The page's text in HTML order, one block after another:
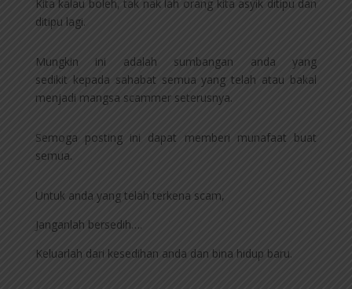
Kita kalau boleh, tak nak lah orang kita asyik ditipu dan
ditipu lagi.
Mungkin ini adalah sumbangan anda yang
sedikit kepada sahabat semua yang telah atau bakal
menjadi mangsa scammer seterusnya.
Semoga posting ini dapat memberi munafaat buat
semua.
Untuk anda yang telah terkena scam,
Janganlah bersedih….
Keluarlah dari kesedihan anda dan bina hidup baru.